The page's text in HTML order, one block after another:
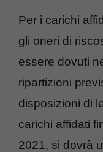
Per i carichi
gli oneri di
essere dovuti
ripartizioni
disposizioni di
carichi affidati
2021, si dovrà